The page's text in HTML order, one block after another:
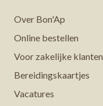
Over Bon'Ap
Online bestellen
Voor zakelijke klanten
Bereidingskaartjes
Vacatures